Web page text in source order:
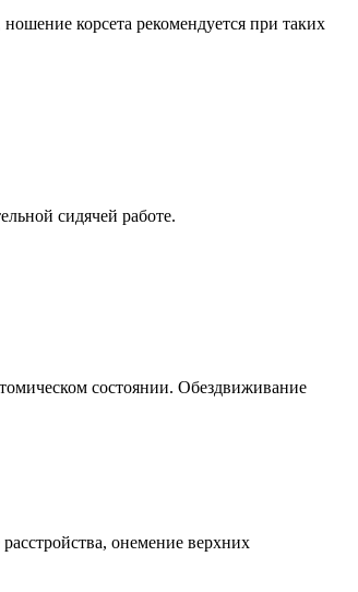
корсета рекомендуется при таких
сидячей работе.
состоянии. Обездвиживание
онемение верхних